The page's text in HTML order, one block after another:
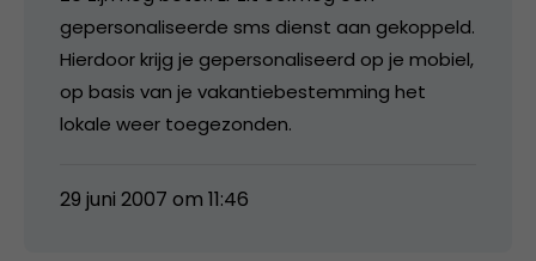
gepersonaliseerde sms dienst aan gekoppeld.
Hierdoor krijg je gepersonaliseerd op je mobiel,
op basis van je vakantiebestemming het
lokale weer toegezonden.
29 juni 2007 om 11:46